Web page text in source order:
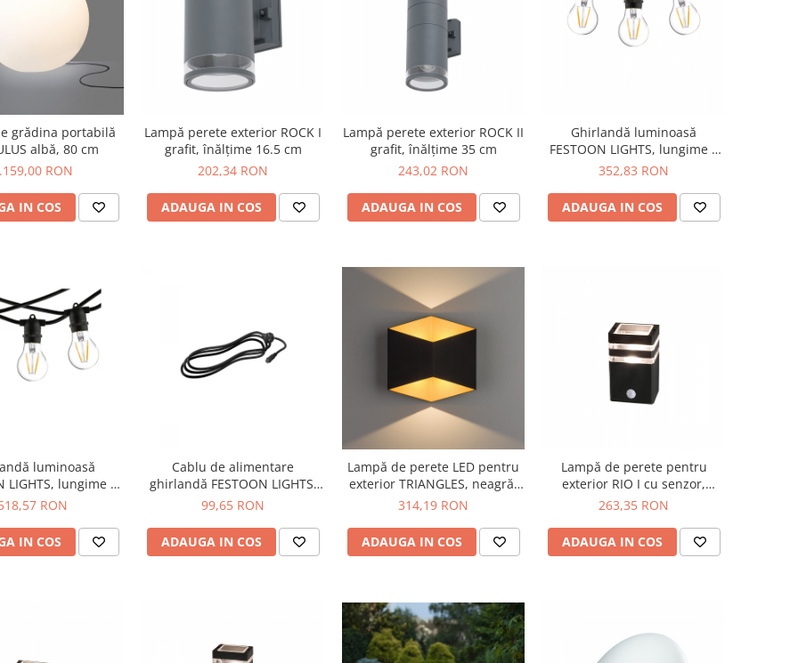
grădina portabilă
albă, 80 cm
RON
IN COS
Lampă perete exterior ROCK I
grafit, înălțime 16.5 cm
202,34 RON
ADAUGA IN COS
Lampă perete exterior ROCK II
grafit, înălțime 35 cm
243,02 RON
ADAUGA IN COS
Ghirlandă luminoasă
FESTOON LIGHTS, lungime 6
m
352,83 RON
ADAUGA IN COS
luminoasă
LIGHTS, lungime 9
mRON
IN COS
Cablu de alimentare
ghirlandă FESTOON LIGHTS,
lungime 2.5 m
99,65 RON
ADAUGA IN COS
Lampă de perete LED pentru
exterior TRIANGLES, neagră-
aurie, 17.2 cm
314,19 RON
ADAUGA IN COS
Lampă de perete pentru
exterior RIO I cu senzor,
neagră, înălțime 18.5 cm
263,35 RON
ADAUGA IN COS